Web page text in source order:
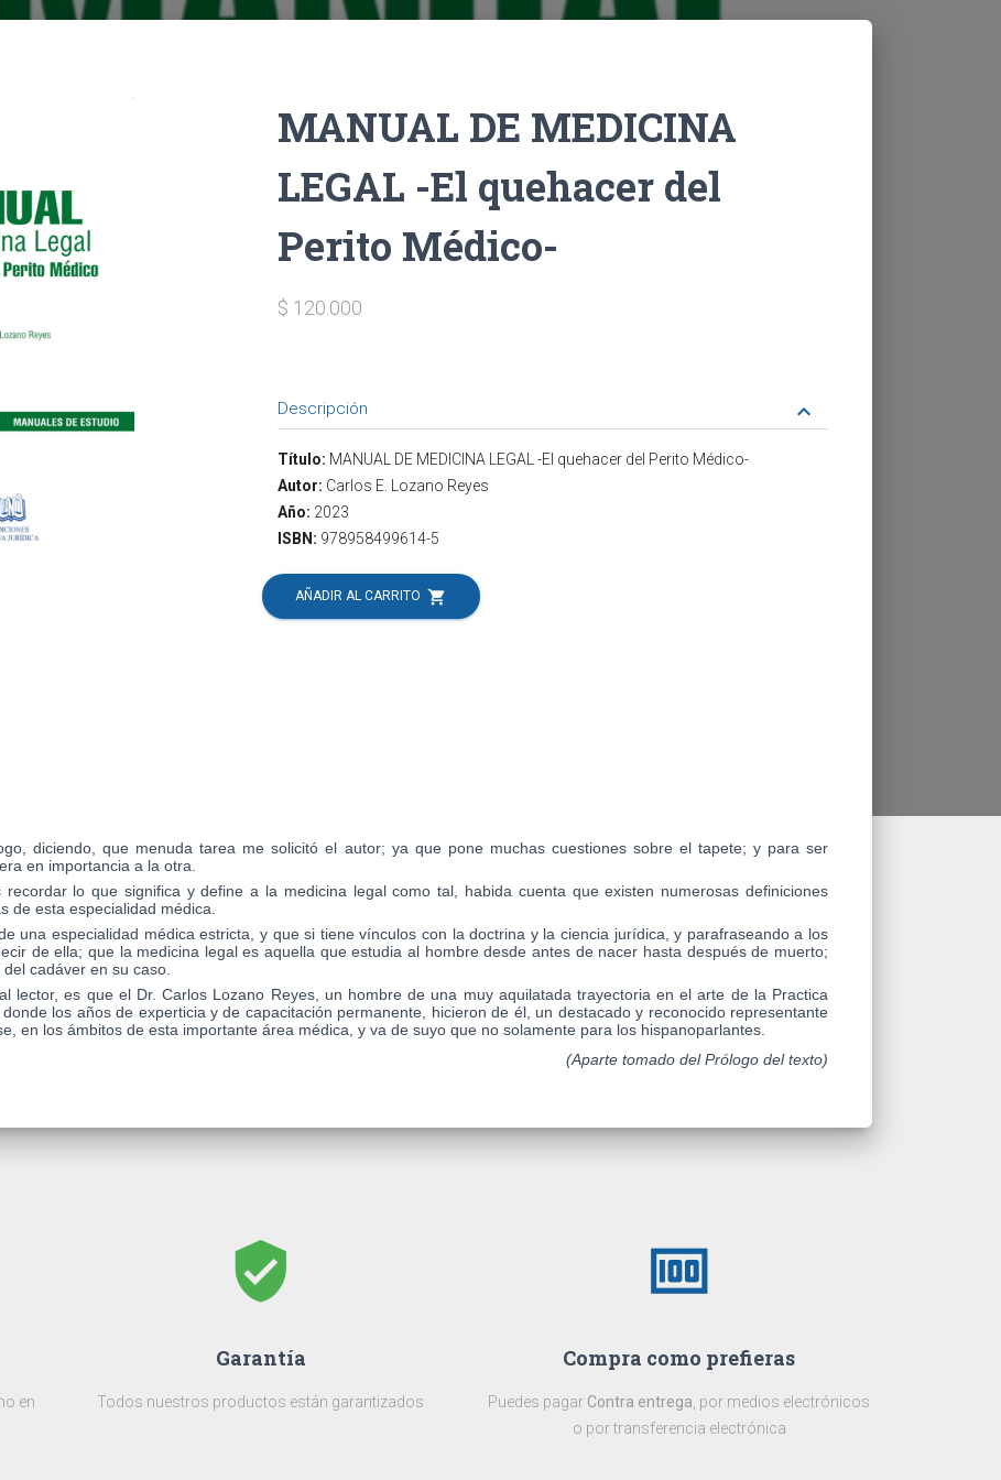
MANUAL DE MEDICINA
LEGAL -El quehacer del
Perito Médico-
$ 120.000
Descripción keyboard_arrow_down
Título: MANUAL DE MEDICINA LEGAL -El quehacer del Perito Médico-
Autor: Carlos E. Lozano Reyes
Año: 2023
ISBN: 978958499614-5
AÑADIR AL CARRITO shopping_cart
diciendo, que menuda tarea me solicitó el autor; ya que pone muchas cuestiones sobre el tapete; y para ser
en importancia a la otra.
lo que significa y define a la medicina legal como tal, habida cuenta que existen numerosas definiciones
de esta especialidad médica.
una especialidad médica estricta, y que si tiene vínculos con la doctrina y la ciencia jurídica, y parafraseando a los
de ella; que la medicina legal es aquella que estudia al hombre desde antes de nacer hasta después de muerto;
cadáver en su caso.
lector, es que el Dr. Carlos Lozano Reyes, un hombre de una muy aquilatada trayectoria en el arte de la Practica
los años de experticia y de capacitación permanente, hicieron de él, un destacado y reconocido representante
en los ámbitos de esta importante área médica, y va de suyo que no solamente para los hispanoparlantes.
(Aparte tomado del Prólogo del texto)
en
verified_user
Garantía
Todos nuestros productos están garantizados
money
Compra como prefieras
Puedes pagar Contra entrega , por medios electrónicos
o por transferencia electrónica